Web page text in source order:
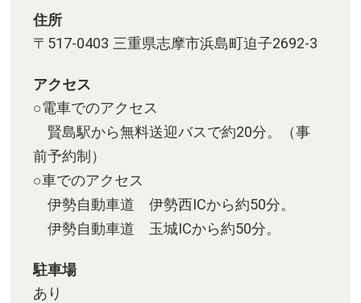
住所
〒517-0403 三重県志摩市浜島町迫子2692-3
アクセス
○電車でのアクセス
賢島駅から無料送迎バスで約20分。（事
前予約制）
○車でのアクセス
伊勢自動車道 伊勢西ICから約50分。
伊勢自動車道 玉城ICから約50分。
駐車場
あり